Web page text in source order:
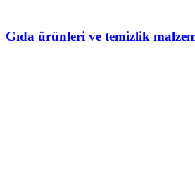
Gıda ürünleri ve temizlik